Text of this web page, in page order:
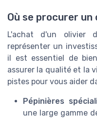
Où se procurer
L'achat d'un olivier
représenter un
il est essentiel de
assurer la qualité et la
pistes pour vous aider
Pépinières
une large gamme